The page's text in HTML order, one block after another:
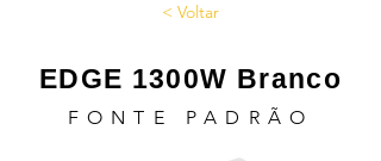
< Voltar
EDGE 1300W Branco
FONTE PADRÃO